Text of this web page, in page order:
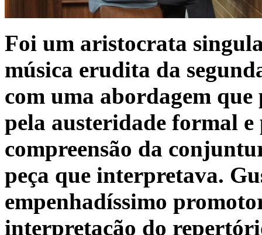
Foi um aristocrata
música erudita da
com uma abordagem
pela austeridade formal
compreensão da
peça que interpretava.
empenhadíssimo
interpretação do